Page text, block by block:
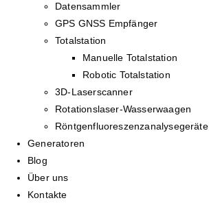
Datensammler
GPS GNSS Empfänger
Totalstation
Manuelle Totalstation
Robotic Totalstation
3D-Laserscanner
Rotationslaser-Wasserwaagen
Röntgenfluoreszenzanalysegeräte
Generatoren
Blog
Über uns
Kontakte